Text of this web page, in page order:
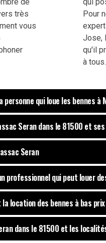
très
vous
Pour
Jose,
qu'il
à tous.
personne qui loue les bennes à
Seran dans le 81500 et
Seran
professionnel qui peut louer
location des bennes à bas
dans le 81500 et les